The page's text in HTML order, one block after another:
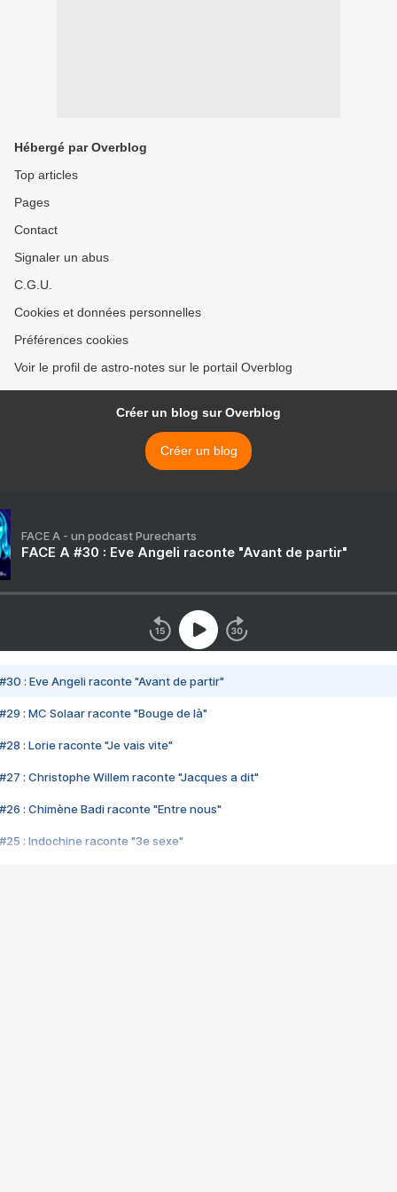
Hébergé par Overblog
Top articles
Pages
Contact
Signaler un abus
C.G.U.
Cookies et données personnelles
Préférences cookies
Voir le profil de astro-notes sur le portail Overblog
Créer un blog sur Overblog
Créer un blog
FACE A - un podcast Purecharts
FACE A #30 : Eve Angeli raconte "Avant de partir"
#30 : Eve Angeli raconte "Avant de partir"
#29 : MC Solaar raconte "Bouge de là"
#28 : Lorie raconte "Je vais vite"
#27 : Christophe Willem raconte "Jacques a dit"
#26 : Chimène Badi raconte "Entre nous"
#25 : Indochine raconte "3e sexe"